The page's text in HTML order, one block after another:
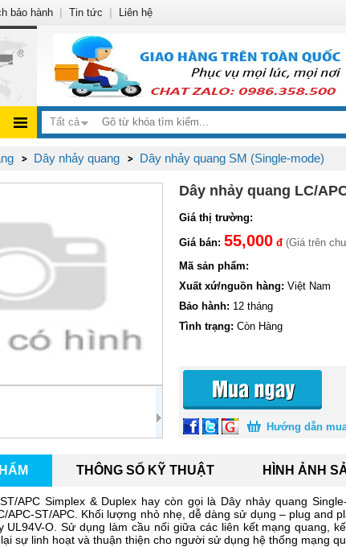
Tất cả
Dây nhảy quang Dây nhảy quang SM (Single-mode)
Dây nhảy quang LC/
Giá thị trường:
Giá bán: 55,000 đ (Giá trên
Mã sản phẩm:
Xuất xứ/nguồn hàng: Việt Nam
Bảo hành: 12 tháng
Tình trạng: Còn Hàng
Hướng dẫn
THÔNG SỐ KỸ THUẬT HÌNH ẢNH
APC Simplex & Duplex hay còn gọi là Dây nhảy quang
APC-ST/APC. Khối lượng nhỏ nhẹ, dễ dàng sử dụng – plug and
UL94V-O. Sử dụng làm cầu nối giữa các liên kết mạng quang,
sự linh hoạt và thuận thiện cho người sử dụng hệ thống mạng
bảo hành Tin tức Liên hệ